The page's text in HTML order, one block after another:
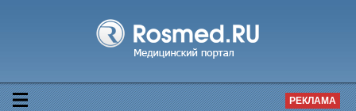
РЕКЛАМА